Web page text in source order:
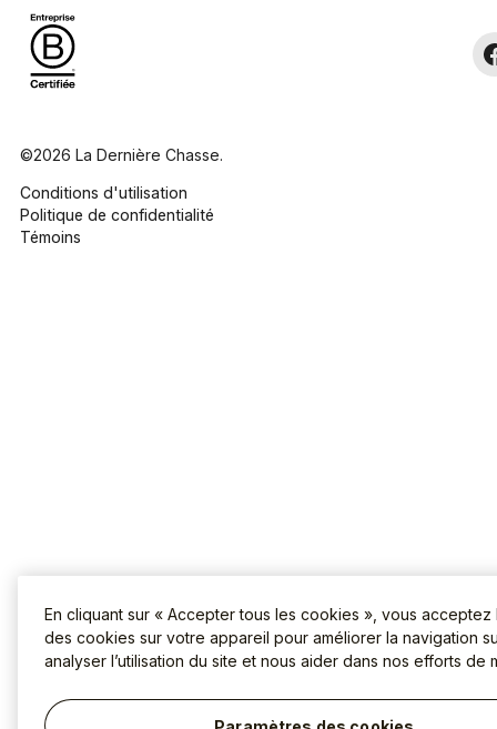
©2026 La Dernière Chasse.
Conditions d'utilisation
Politique de confidentialité
Témoins
En cliquant sur « Accepter tous les cookies », vous
des cookies sur votre appareil pour améliorer la navigation
analyser l’utilisation du site et nous aider dans nos efforts de